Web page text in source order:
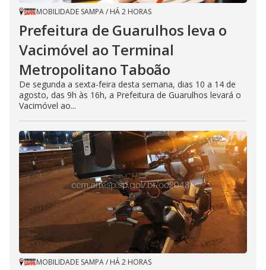
MOBILIDADE SAMPA/ HÁ 2 HORAS
Prefeitura de Guarulhos leva o
Vacimóvel ao Terminal
Metropolitano Taboão
De segunda a sexta-feira desta semana, dias 10 a 14 de
agosto, das 9h às 16h, a Prefeitura de Guarulhos levará o
Vacimóvel ao...
MOBILIDADE SAMPA/ HÁ 2 HORAS